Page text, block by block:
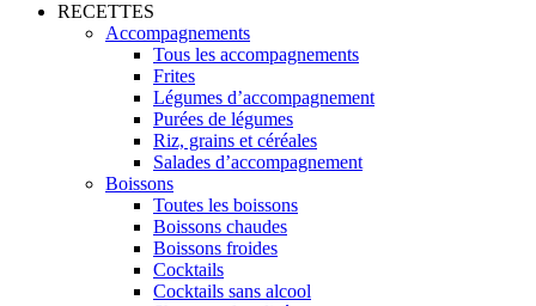
RECETTES
Accompagnements
Tous les accompagnements
Frites
Légumes d’accompagnement
Purées de légumes
Riz, grains et céréales
Salades d’accompagnement
Boissons
Toutes les boissons
Boissons chaudes
Boissons froides
Cocktails
Cocktails sans alcool